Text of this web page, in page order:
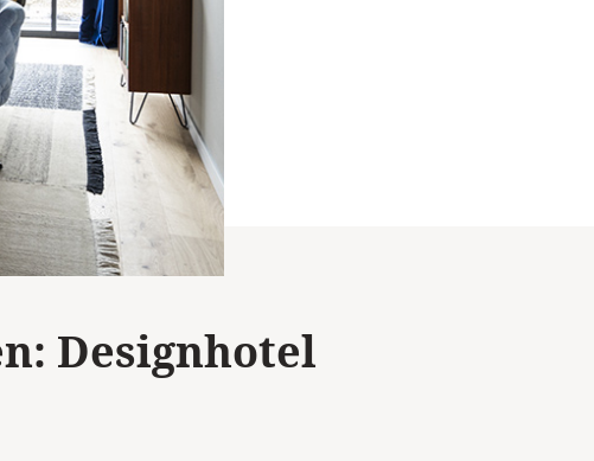
Designhotel